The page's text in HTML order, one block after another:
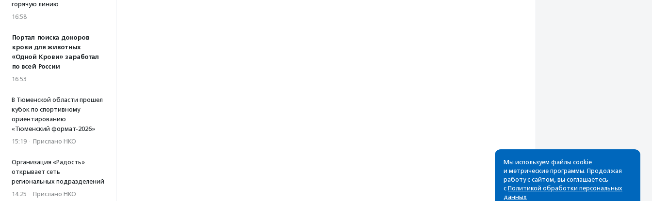
горячую линию
16:58
Портал поиска доноров
крови для животных
«Одной Крови» заработал
по всей России
16:53
В Тюменской области прошел
кубок по спортивному
ориентированию
«Тюменский формат-2026»
15:19 · Прислано НКО
Организация «Радость»
открывает сеть
региональных подразделений
14:25 · Прислано НКО Рассылка
Мы используем файлы cookie
и метрические программы. Продолжая
работу с сайтом, вы соглашаетесь
с Политикой обработки персональных
данных